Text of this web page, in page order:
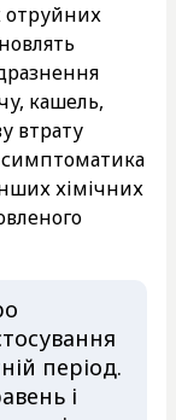
отруйних
кашель,
втрату
симптоматика
хімічних
період.
і